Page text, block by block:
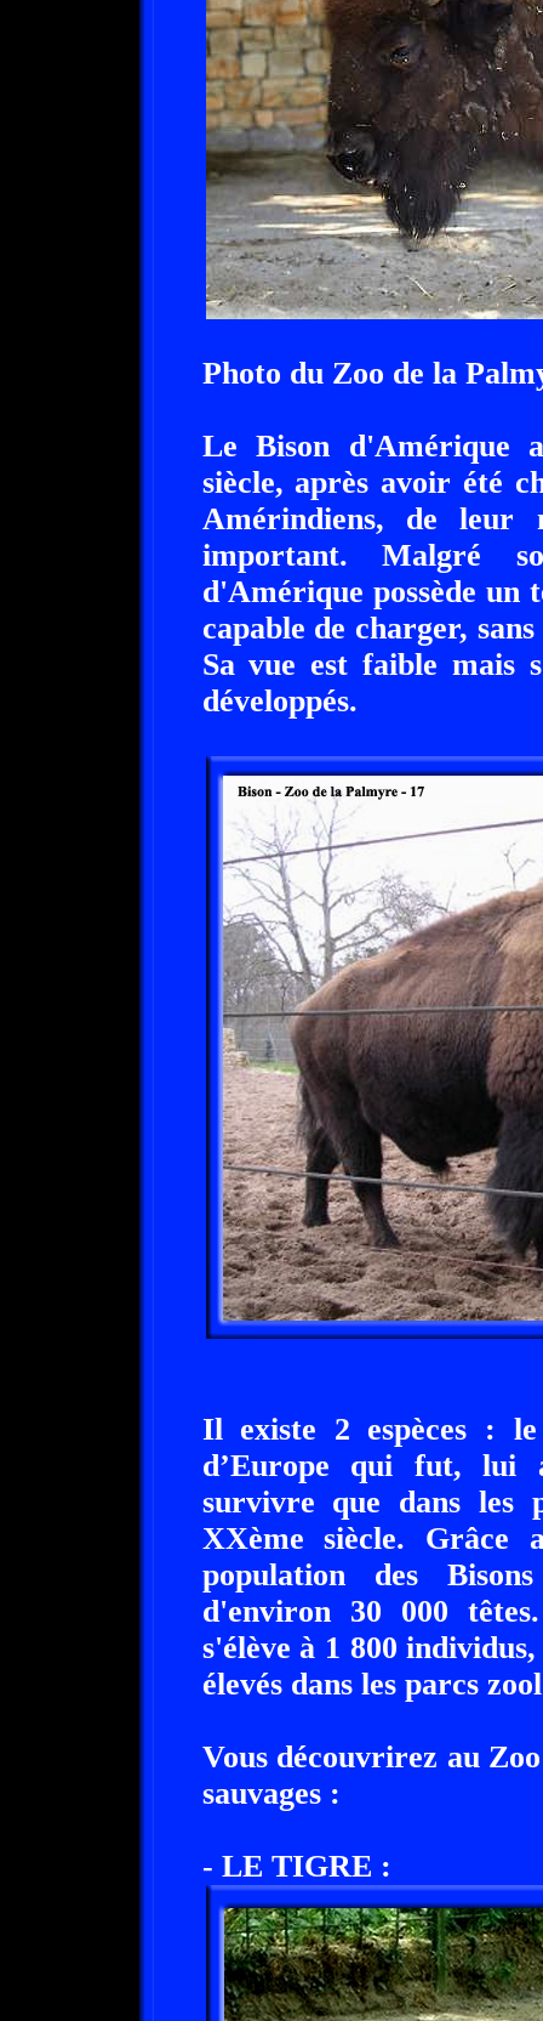
Photo du Zoo de la
Le Bison d'Amérique
siècle, après avoir été
Amérindiens, de leur
important. Malgré
d'Amérique possède
capable de charger,
Sa vue est faible mais
développés.
Il existe 2 espèces :
d’Europe qui fut, lui
survivre que dans les
XXème siècle. Grâce
population des
d'environ 30 000
s'élève à 1 800
élevés dans les parcs
Vous découvrirez au
sauvages :
- LE TIGRE :